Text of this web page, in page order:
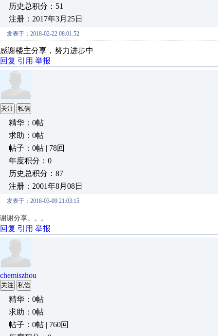
历史总积分：51
注册：2017年3月25日
发表于：2018-02-22 08:01:52
感谢楼主分享，努力进步中
回复 引用 举报
关注 私信
精华：0帖
求助：0帖
帖子：0帖 | 78回
年度积分：0
历史总积分：87
注册：2001年8月08日
发表于：2018-03-09 21:03:15
谢谢分享。。。
回复 引用 举报
chemiszhou
关注 私信
精华：0帖
求助：0帖
帖子：0帖 | 760回